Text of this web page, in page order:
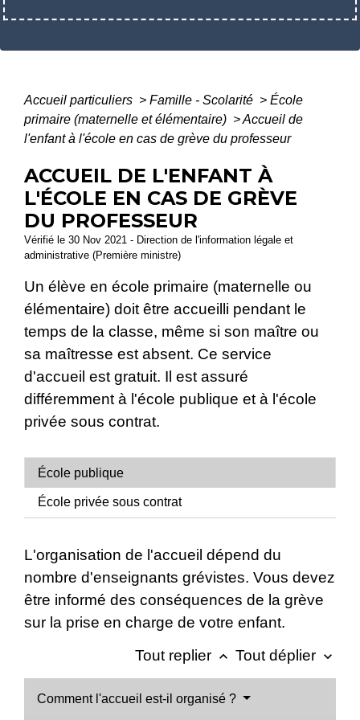
Accueil particuliers > Famille - Scolarité > École
primaire (maternelle et élémentaire) >Accueil de
l'enfant à l'école en cas de grève du professeur
ACCUEIL DE L'ENFANT À
L'ÉCOLE EN CAS DE GRÈVE
DU PROFESSEUR
Vérifié le 30 Nov 2021 - Direction de l'information légale et
administrative (Première ministre)
Un élève en école primaire (maternelle ou
élémentaire) doit être accueilli pendant le
temps de la classe, même si son maître ou
sa maîtresse est absent. Ce service
d'accueil est gratuit. Il est assuré
différemment à l'école publique et à l'école
privée sous contrat.
École publique
École privée sous contrat
L'organisation de l'accueil dépend du
nombre d'enseignants grévistes. Vous devez
être informé des conséquences de la grève
sur la prise en charge de votre enfant.
Tout replier keyboard_arrow_up Tout déplier keyboard_arrow_down
Comment l'accueil est-il organisé ?